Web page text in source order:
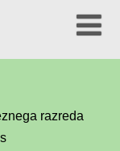
razreda